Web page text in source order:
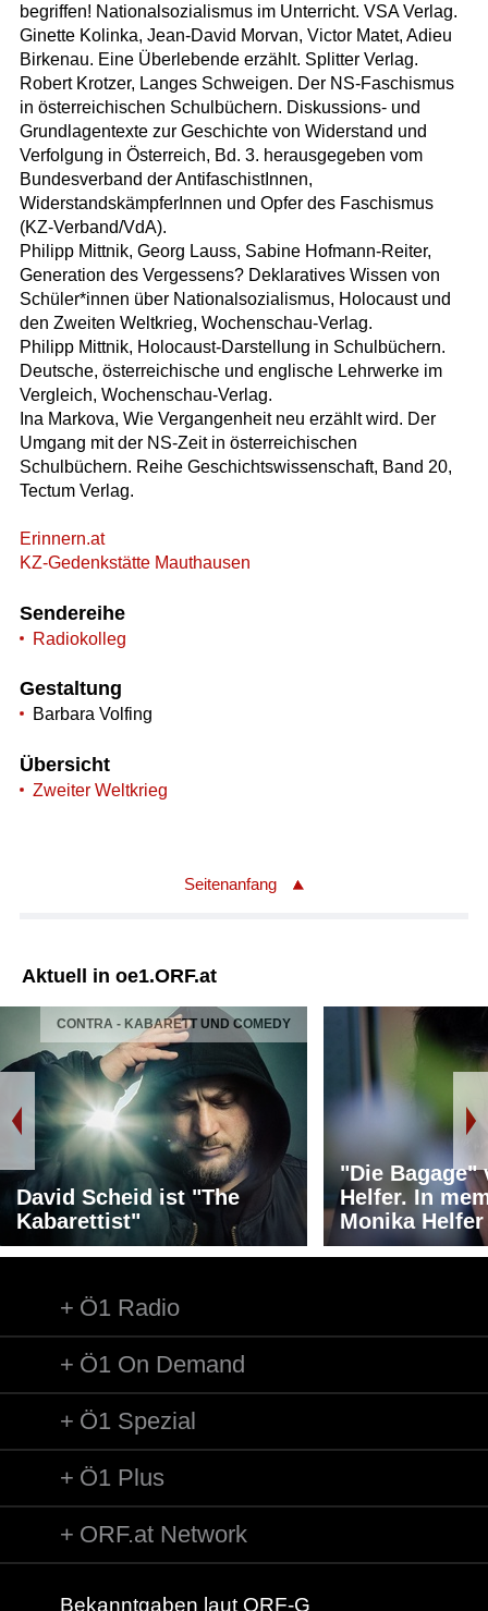
begriffen! Nationalsozialismus im Unterricht. VSA Verlag.
Ginette Kolinka, Jean-David Morvan, Victor Matet, Adieu
Birkenau. Eine Überlebende erzählt. Splitter Verlag.
Robert Krotzer, Langes Schweigen. Der NS-Faschismus
in österreichischen Schulbüchern. Diskussions- und
Grundlagentexte zur Geschichte von Widerstand und
Verfolgung in Österreich, Bd. 3. herausgegeben vom
Bundesverband der AntifaschistInnen,
WiderstandskämpferInnen und Opfer des Faschismus
(KZ-Verband/VdA).
Philipp Mittnik, Georg Lauss, Sabine Hofmann-Reiter,
Generation des Vergessens? Deklaratives Wissen von
Schüler*innen über Nationalsozialismus, Holocaust und
den Zweiten Weltkrieg, Wochenschau-Verlag.
Philipp Mittnik, Holocaust-Darstellung in Schulbüchern.
Deutsche, österreichische und englische Lehrwerke im
Vergleich, Wochenschau-Verlag.
Ina Markova, Wie Vergangenheit neu erzählt wird. Der
Umgang mit der NS-Zeit in österreichischen
Schulbüchern. Reihe Geschichtswissenschaft, Band 20,
Tectum Verlag.
Erinnern.at
KZ-Gedenkstätte Mauthausen
Sendereihe
Radiokolleg
Gestaltung
Barbara Volfing
Übersicht
Zweiter Weltkrieg
Seitenanfang
Aktuell in oe1.ORF.at
CONTRA - KABARETT UND COMEDY
David Scheid ist "The
Kabarettist"
"Die Bagage"
Helfer. In
Monika Helfer
Ö1 Radio
Ö1 On Demand
Ö1 Spezial
Ö1 Plus
ORF.at Network
Bekanntgaben laut ORF-G